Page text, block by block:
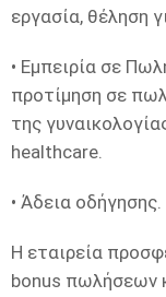
εργασία, θέληση
• Εμπειρία σε
προτίμηση σε
της
healthcare.
• Άδεια οδήγησης.
Η εταιρεία
bonus πωλήσεων